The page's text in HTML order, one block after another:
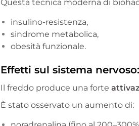
Questa tecnica moderna di
insulino-resistenza,
sindrome metabolica,
obesità funzionale.
Effetti sul sistema
Il freddo produce una forte
È stato osservato un aumento di: